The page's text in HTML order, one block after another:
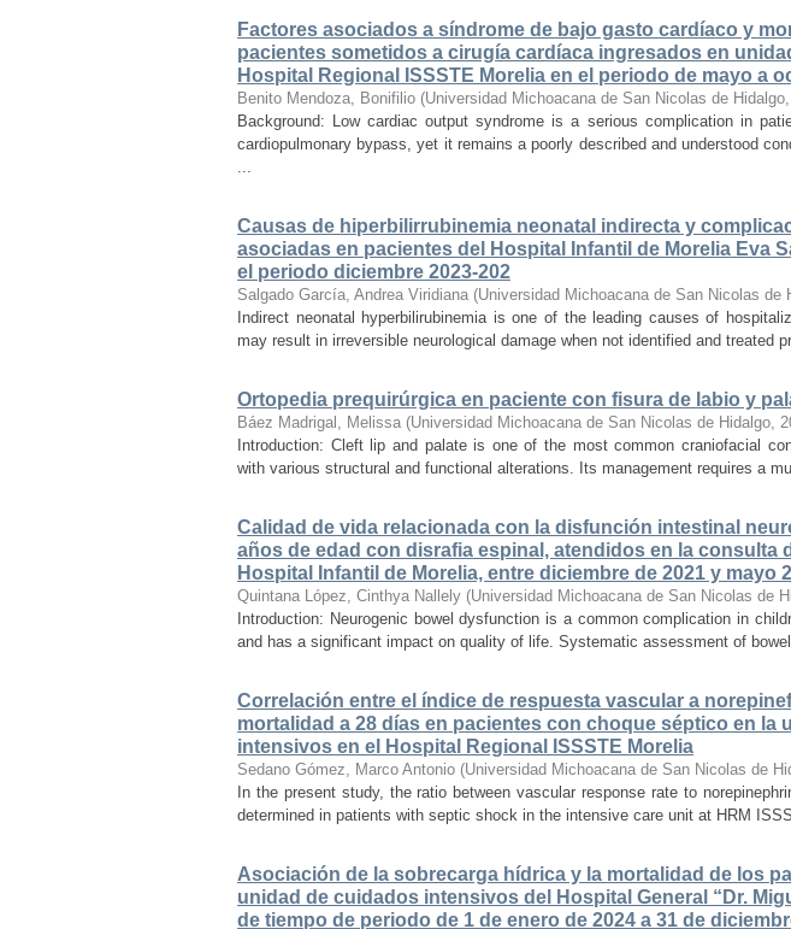
Factores asociados a síndrome de bajo gasto cardíaco y
pacientes sometidos a cirugía cardíaca ingresados en
Hospital Regional ISSSTE Morelia en el periodo de mayo a
Benito Mendoza, Bonifilio (Universidad Michoacana de San Nicolas de Hidalgo,
Background: Low cardiac output syndrome is a serious complication in
cardiopulmonary bypass, yet it remains a poorly described and understood
...
Causas de hiperbilirrubinemia neonatal indirecta y
asociadas en pacientes del Hospital Infantil de Morelia Eva
el periodo diciembre 2023-202
Salgado García, Andrea Viridiana (Universidad Michoacana de San Nicolas de
Indirect neonatal hyperbilirubinemia is one of the leading causes of
may result in irreversible neurological damage when not identified and treated
Ortopedia prequirúrgica en paciente con fisura de labio y
Báez Madrigal, Melissa (Universidad Michoacana de San Nicolas de Hidalgo,
Introduction: Cleft lip and palate is one of the most common craniofacial
with various structural and functional alterations. Its management requires a
Calidad de vida relacionada con la disfunción intestinal
años de edad con disrafia espinal, atendidos en la consulta
Hospital Infantil de Morelia, entre diciembre de 2021 y mayo
Quintana López, Cinthya Nallely (Universidad Michoacana de San Nicolas de
Introduction: Neurogenic bowel dysfunction is a common complication in
and has a significant impact on quality of life. Systematic assessment of
Correlación entre el índice de respuesta vascular a
mortalidad a 28 días en pacientes con choque séptico en la
intensivos en el Hospital Regional ISSSTE Morelia
Sedano Gómez, Marco Antonio (Universidad Michoacana de San Nicolas de
In the present study, the ratio between vascular response rate to
determined in patients with septic shock in the intensive care unit at HRM
Asociación de la sobrecarga hídrica y la mortalidad de los
unidad de cuidados intensivos del Hospital General “Dr.
de tiempo de periodo de 1 de enero de 2024 a 31 de